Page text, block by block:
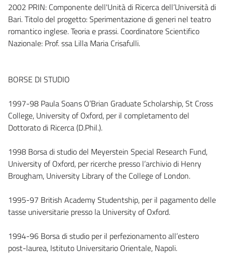
2002 PRIN: Componente dell'Unità di Ricerca dell’Università di
Bari. Titolo del progetto: Sperimentazione di generi nel teatro
romantico inglese. Teoria e prassi. Coordinatore Scientifico
Nazionale: Prof. ssa Lilla Maria Crisafulli.
BORSE DI STUDIO
1997-98 Paula Soans O’Brian Graduate Scholarship, St Cross
College, University of Oxford, per il completamento del
Dottorato di Ricerca (D.Phil.).
1998 Borsa di studio del Meyerstein Special Research Fund,
University of Oxford, per ricerche presso l’archivio di Henry
Brougham, University Library of the College of London.
1995-97 British Academy Studentship, per il pagamento delle
tasse universitarie presso la University of Oxford.
1994-96 Borsa di studio per il perfezionamento all’estero
post-laurea, Istituto Universitario Orientale, Napoli.